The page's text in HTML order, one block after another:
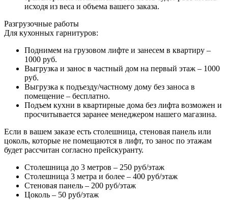
исходя из веса и объема вашего заказа.
Разгрузочные работы
Для кухонных гарнитуров:
Поднимем на грузовом лифте и занесем в квартиру –
1000 руб.
Выгрузка и занос в частный дом на первый этаж – 1000
руб.
Выгрузка к подъезду/частному дому без заноса в
помещение – бесплатно.
Подъем кухни в квартирные дома без лифта возможен и
просчитывается заранее менеджером нашего магазина.
Если в вашем заказе есть столешница, стеновая панель или
цоколь, которые не помещаются в лифт, то занос по этажам
будет рассчитан согласно прейскуранту.
Столешница до 3 метров – 250 руб/этаж
Столешница 3 метра и более – 400 руб/этаж
Стеновая панель – 200 руб/этаж
Цоколь – 50 руб/этаж